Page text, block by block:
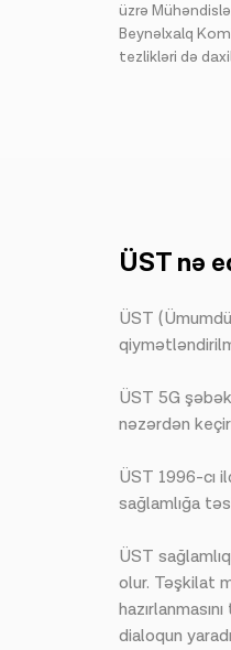
üzrə
Beynəlxalq
tezlikləri də
ÜST nə
ÜST
ÜST 5G
nəzərdən
ÜST 1996-cı
sağlamlığa
ÜST
olur. Təşkilat
dialoqun